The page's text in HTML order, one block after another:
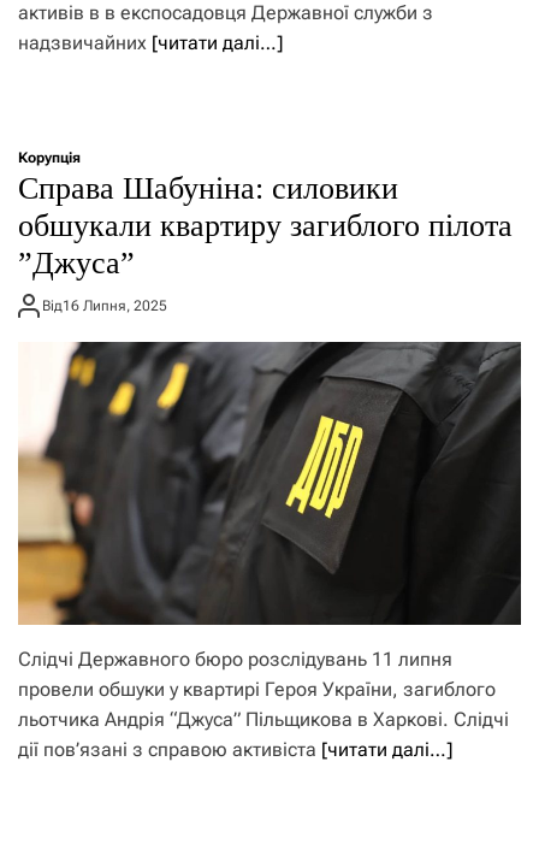
активів в в експосадовця Державної служби з
надзвичайних [читати далі…]
Корупція
Справа Шабуніна: силовики
обшукали квартиру загиблого пілота
”Джуса”
Від16 Липня, 2025
Слідчі Державного бюро розслідувань 11 липня
провели обшуки у квартирі Героя України, загиблого
льотчика Андрія “Джуса” Пільщикова в Харкові. Слідчі
дії пов’язані з справою активіста [читати далі…]